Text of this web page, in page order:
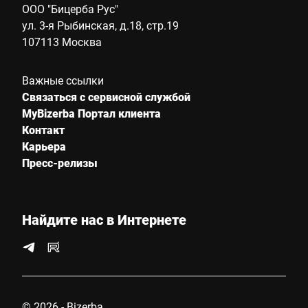
ООО "Бицерба Рус"
ул. 3-я Рыбинская, д.18, стр.19
107113 Москва
Важные ссылки
Связаться с сервисной службой
MyBizerba Портал клиента
Контакт
Карьера
Пресс-релизы
Найдите нас в Интернете